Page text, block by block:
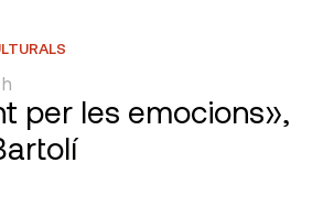
per les emocions»,